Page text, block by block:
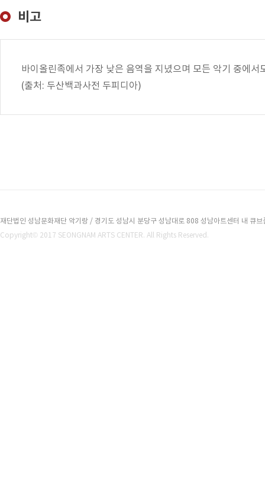
비고
바이올린족에서 가장 낮은 음역을 지녔으며 모든 악기 중에서
(출처: 두산백과사전 두피디아)
재단법인 성남문화재단 악기랑 / 경기도 성남시 분당구 성남대로 808 성남아트센터 내 큐
Copyright© 2017 SEONGNAM ARTS CENTER. All Rights Reserved.